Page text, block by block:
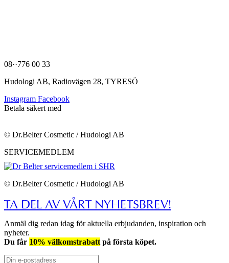
08··776 00 33
Hudologi AB, Radiovägen 28, TYRESÖ
Instagram Facebook
Betala säkert med
© Dr.Belter Cosmetic / Hudologi AB
SERVICEMEDLEM
© Dr.Belter Cosmetic / Hudologi AB
TA DEL AV VÅRT NYHETSBREV!
Anmäl dig redan idag för aktuella erbjudanden, inspiration och
nyheter.
Du får 10% välkomstrabatt på första köpet.